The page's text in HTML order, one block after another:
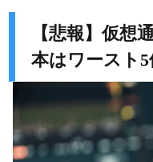
【悲報】仮想
本はワースト